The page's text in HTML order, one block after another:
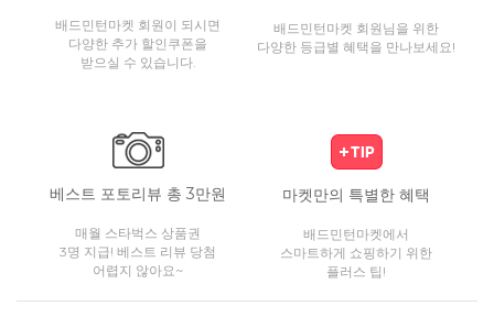
배드민턴마켓 회원이 되시면
다양한 추가 할인쿠폰을
받으실 수 있습니다.
배드민턴마켓 회원님을 위한
다양한 등급별 혜택을 만나보세요!
베스트 포토리뷰 총 3만원
매월 스타벅스 상품권
3명 지급! 베스트 리뷰 당첨
어렵지 않아요~
마켓만의 특별한 혜택
배드민턴마켓에서
스마트하게 쇼핑하기 위한
플러스 팁!